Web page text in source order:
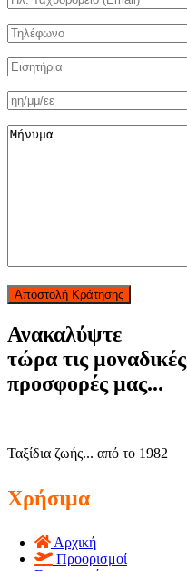
Αποστολή Κράτησης
Ανακαλύψτε
τώρα τις μοναδικές
προσφορές μας...
Ταξίδια ζωής... από το 1982
Χρήσιμα
Αρχική
Προορισμοί